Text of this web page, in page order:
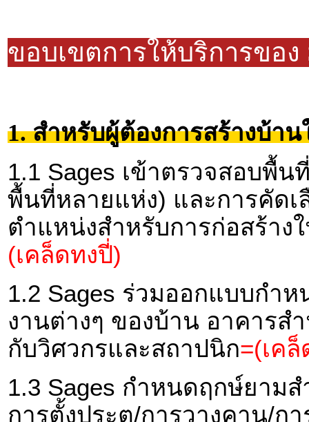
ขอบเขตการให้บริการของ
1. สำหรับผู้ต้องการสร้างบ้า
1.1 Sages เข้าตรวจสอบพื้
พื้นที่หลายแห่ง) และการคัดเ
ตำแหน่งสำหรับการก่อสร้า
(เคล็ดทงปี่)
1.2 Sages ร่วมออกแบบกำ
งานต่างๆ ของบ้าน อาคารส
กับวิศวกรและสถาปนิก=(เค
1.3 Sages กำหนดฤกษ์ยามส
การตั้งประตู/การวางคาน/ก